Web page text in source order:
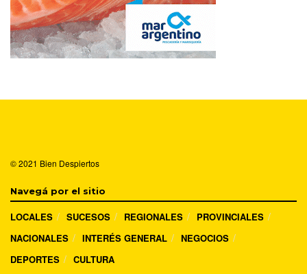
© 2021 Bien Despiertos
Navegá por el sitio
LOCALES SUCESOS REGIONALES
PROVINCIALES
NACIONALES
INTERÉS GENERAL
NEGOCIOS
DEPORTES
CULTURA